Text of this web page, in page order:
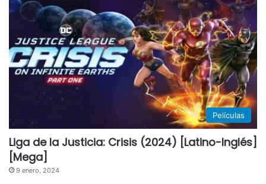
Películas
Liga de la Justicia: Crisis (2024) [Latino-Inglés]
[Mega]
9 enero, 2024